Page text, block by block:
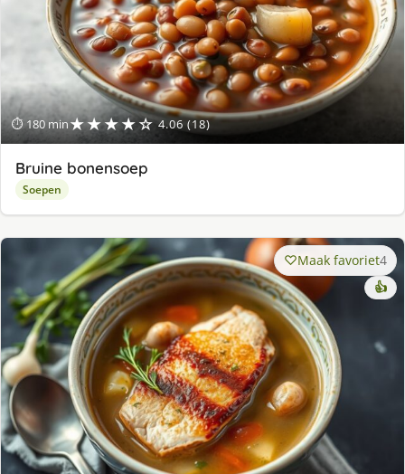
⏱ 180 min★★★★☆ 4.06 (18)
Bruine bonensoep
Soepen
Maak favoriet4
👍